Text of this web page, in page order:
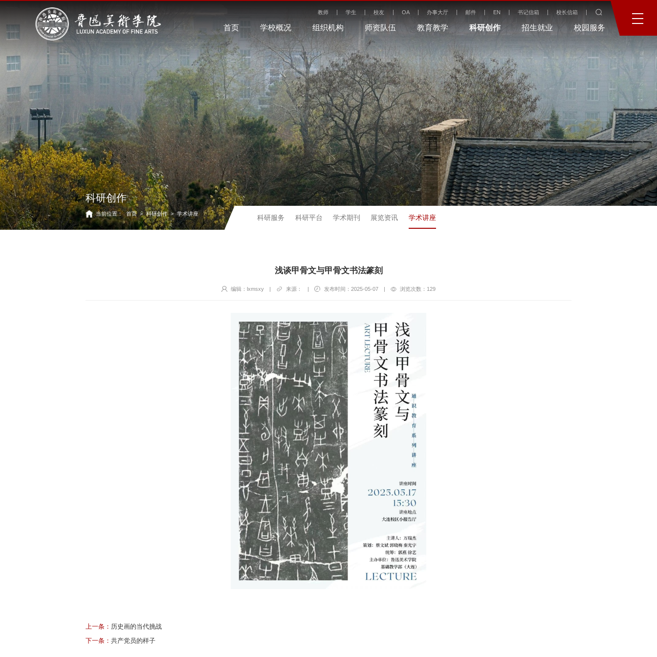
教师 学生 校友 OA 办事大厅 邮件 EN 书记信箱 校长信箱
首页 学校概况 组织机构 师资队伍 教育教学 科研创作 招生就业 校园服务
科研创作
当前位置： 首页 > 科研创作 > 学术讲座
科研服务 科研平台 学术期刊 展览资讯 学术讲座
浅谈甲骨文与甲骨文书法篆刻
编辑：lxmsxy | 来源： | 发布时间：2025-05-07 | 浏览次数： 129
上一条： 历史画的当代挑战
下一条： 共产党员的样子